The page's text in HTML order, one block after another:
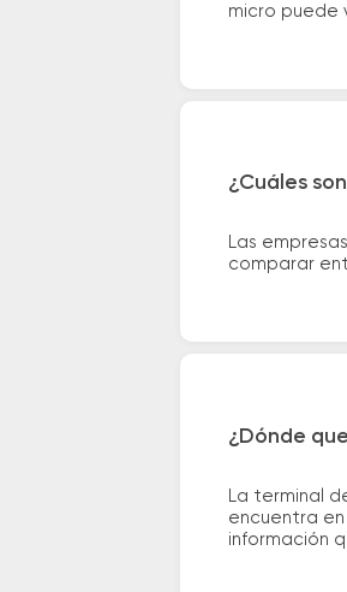
micro puede
¿Cuáles
Las
comparar
¿Dónde
La terminal
encuentra
información